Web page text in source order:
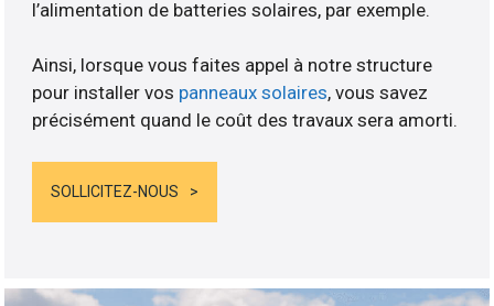
l’alimentation de batteries solaires, par exemple.
Ainsi, lorsque vous faites appel à notre structure
pour installer vos panneaux solaires, vous savez
précisément quand le coût des travaux sera amorti.
SOLLICITEZ-NOUS